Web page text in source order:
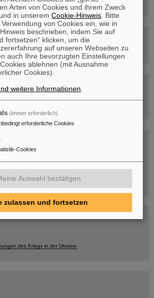
Rundflug über die FAIR-Baustelle
Termin buchen!
...hinter GSI und FAIR.
des Kriegs in der Ukraine
Arten von Cookies und ihrem Zweck
in unseremCookie-Hinweis . Bitte
von Cookies ein, wie in
beschrieben, indem Sie auf
fortsetzen“ klicken, um die
auf unseren Webseiten zu
auch Ihre bevorzugten Einstellungen
ablehnen (mit Ausnahme
Cookies).
weitere Informationen
(immer erforderlich)
erforderliche Cookies
Cookies
Auswahl bestätigen
zulassen und fortsetzen